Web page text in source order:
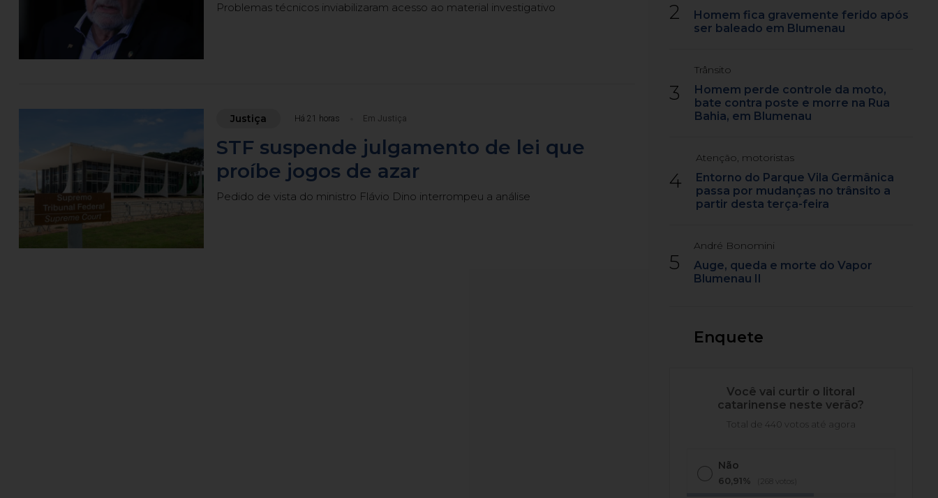
Problemas técnicos inviabilizaram acesso ao material investigativo
Justiça Há 21 horas Em Justiça
STF suspende julgamento de lei que
proíbe jogos de azar
Pedido de vista do ministro Flávio Dino interrompeu a análise
2
Homem fica gravemente ferido após
ser baleado em Blumenau
3
Trânsito
Homem perde controle da moto,
bate contra poste e morre na Rua
Bahia, em Blumenau
4
Atenção, motoristas
Entorno do Parque Vila Germânica
passa por mudanças no trânsito a
partir desta terça-feira
5
André Bonomini
Auge, queda e morte do Vapor
Blumenau II
Enquete
Você vai curtir o litoral
catarinense neste verão?
Total de 440 votos até agora
Não
60,91% (268 votos)